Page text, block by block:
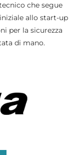
che segue
allo start-up
per la sicurezza
di mano.